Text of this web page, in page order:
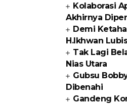
Kolaborasi
Akhirnya
Demi
H.Ikhwan
Tak Lagi
Nias Utara
Gubsu
Dibenahi
Gandeng